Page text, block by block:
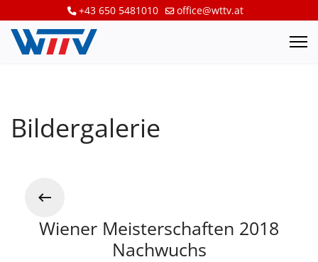
+43 650 5481010 office@wttv.at
Bildergalerie
Wiener Meisterschaften 2018
Nachwuchs